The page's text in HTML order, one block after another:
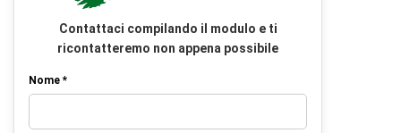
Contattaci compilando il modulo e ti
ricontatteremo non appena possibile
Nome *